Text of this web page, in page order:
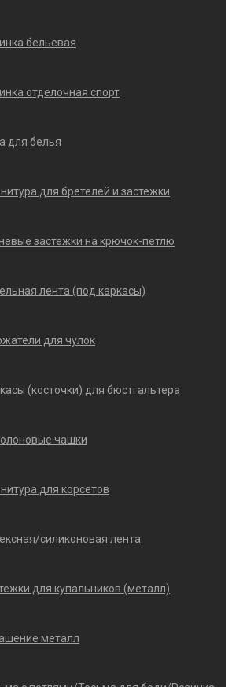
бельевая
отделочная спорт
для белья
для бретелей и застежки
застежки на крючок-петлю
лента (под каркасы)
для чулок
(косточки) для бюстгальтера
чашки
для корсетов
силиконовая лента
для купальников (металл)
металл